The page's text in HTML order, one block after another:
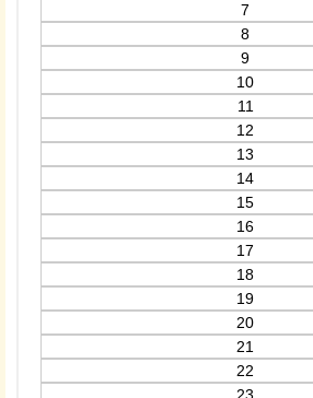
7
8
9
10
11
12
13
14
15
16
17
18
19
20
21
22